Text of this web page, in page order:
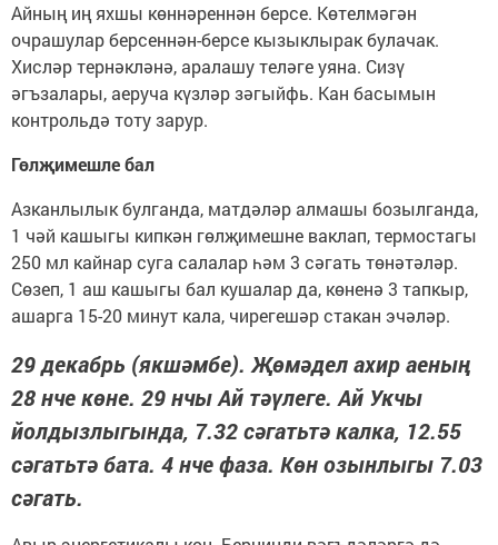
Айның иң яхшы көннәреннән берсе. Көтелмәгән
очрашулар берсеннән-берсе кызыклырак булачак.
Хисләр тернәкләнә, аралашу теләге уяна. Сизү
әгъзалары, аеруча күзләр зәгыйфь. Кан басымын
контрольдә тоту зарур.
Гөлҗимешле бал
Азканлылык булганда, матдәләр алмашы бозылганда,
1 чәй кашыгы кипкән гөлҗимешне ваклап, термостагы
250 мл кайнар суга салалар һәм 3 сәгать төнәтәләр.
Сөзеп, 1 аш кашыгы бал кушалар да, көненә 3 тапкыр,
ашарга 15-20 минут кала, чирегешәр стакан эчәләр.
29 декабрь (якшәмбе). Җөмәдел ахир аеның
28 нче көне. 29 нчы Ай тәүлеге. Ай Укчы
йолдызлыгында, 7.32 сәгатьтә калка, 12.55
сәгатьтә бата. 4 нче фаза. Көн озынлыгы 7.03
сәгать.